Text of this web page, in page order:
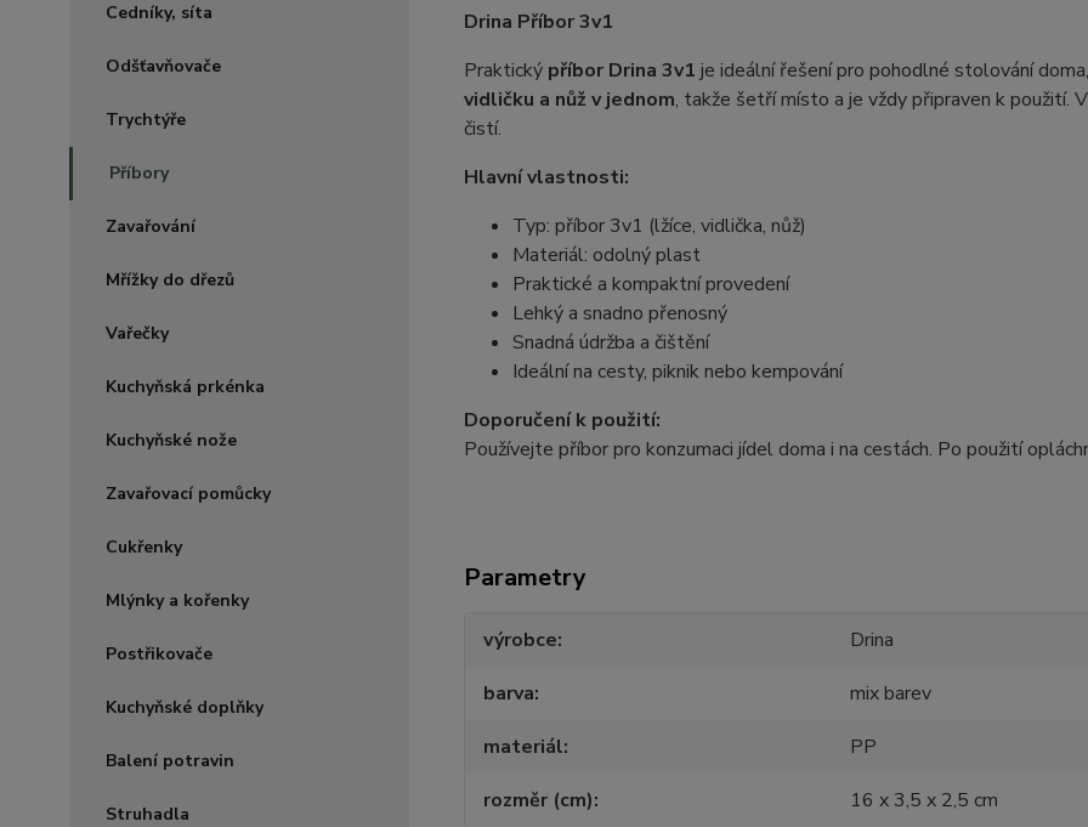
Cedníky, síta
Odšťavňovače
Trychtýře
Příbory
Zavařování
Mřížky do dřezů
Vařečky
Kuchyňská prkénka
Kuchyňské nože
Zavařovací pomůcky
Cukřenky
Mlýnky a kořenky
Postřikovače
Kuchyňské doplňky
Balení potravin
Struhadla
Drina Příbor 3v1
Praktický příbor Drina 3v1 je ideální řešení pro pohodlné stolování
vidličku a nůž v jednom, takže šetří místo a je vždy připraven k použití.
čistí.
Hlavní vlastnosti:
Typ: příbor 3v1 (lžíce, vidlička, nůž)
Materiál: odolný plast
Praktické a kompaktní provedení
Lehký a snadno přenosný
Snadná údržba a čištění
Ideální na cesty, piknik nebo kempování
Doporučení k použití:
Používejte příbor pro konzumaci jídel doma i na cestách. Po použití
Parametry
výrobce
Drina
barva
mix barev
materiál
PP
rozměr (cm)
16 x 3,5 x 2,5 cm